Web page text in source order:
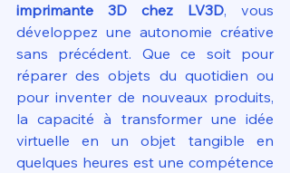
imprimante 3D chez LV3D, vous
développez une autonomie créative
sans précédent. Que ce soit pour
réparer des objets du quotidien ou
pour inventer de nouveaux produits,
la capacité à transformer une idée
virtuelle en un objet tangible en
quelques heures est une compétence